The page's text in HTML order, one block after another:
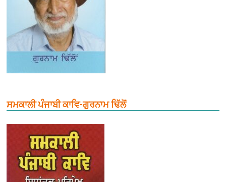
ਸਮਕਾਲੀ ਪੰਜਾਬੀ ਕਾਵਿ-ਗੁਰਨਾਮ ਢਿੱਲੋਂ